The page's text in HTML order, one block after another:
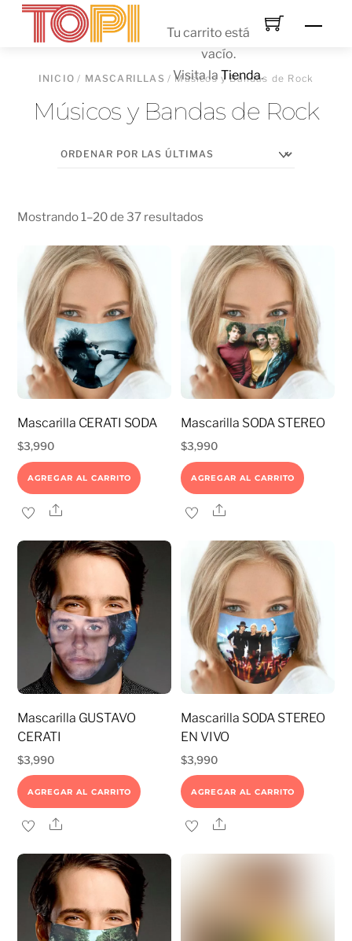
Skip
Tu carrito está
vacío.
Visita la Tienda.
INICIO/ MASCARILLAS / Músicos y Bandas de Rock
Músicos y Bandas de Rock
Mostrando 1–20 de 37 resultados
Mascarilla CERATI SODA
$3,990
AGREGAR AL CARRITO
Share
Mascarilla SODA STEREO
$3,990
AGREGAR AL CARRITO
Share
Mascarilla GUSTAVO
CERATI
$3,990
AGREGAR AL CARRITO
Share
Mascarilla SODA STEREO
EN VIVO
$3,990
AGREGAR AL CARRITO
Share